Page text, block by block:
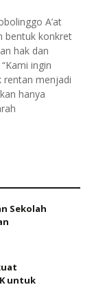
A’at
bentuk konkret
hak dan
ingin
rentan menjadi
hanya
Sekolah
untuk